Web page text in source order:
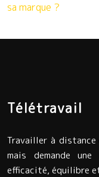
sa marque ?
Télétravail
Travailler à
mais demande
efficacité, équilibre